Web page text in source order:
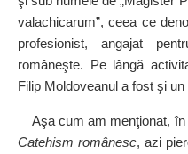
valachicarum”, ceea ce
profesionist, angajat
româneşte. Pe lângă
Filip Moldoveanul a fost şi
Aşa cum am menţionat,
Catehism românesc, azi